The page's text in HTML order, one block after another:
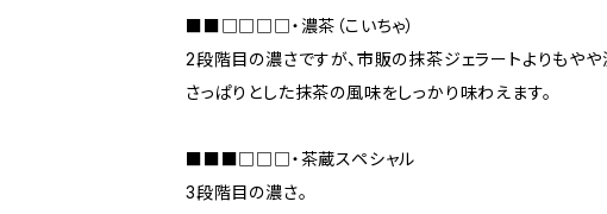
■■□□□□・濃茶（こいちゃ）
2段階目の濃さですが、市販の抹茶ジェラートよりもやや
さっぱりとした抹茶の風味をしっかり味わえます。
■■■□□□・茶蔵スペシャル
3段階目の濃さ。